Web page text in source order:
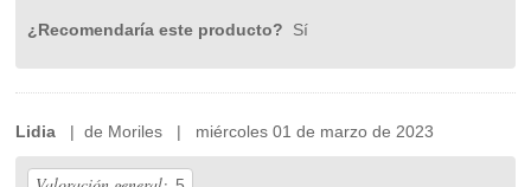
¿Recomendaría este producto? Sí
Lidia | de Moriles | miércoles 01 de marzo de 2023